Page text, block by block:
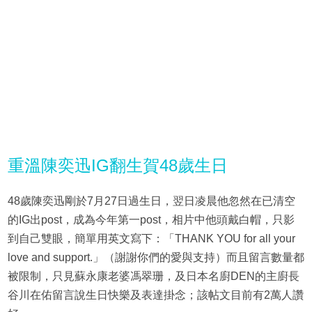
重溫陳奕迅IG翻生賀48歲生日
48歲陳奕迅剛於7月27日過生日，翌日凌晨他忽然在已清空
的IG出post，成為今年第一post，相片中他頭戴白帽，只影
到自己雙眼，簡單用英文寫下：「THANK YOU for all your
love and support.」（謝謝你們的愛與支持）而且留言數量都
被限制，只見蘇永康老婆馮翠珊，及日本名廚DEN的主廚長
谷川在佑留言說生日快樂及表達掛念；該帖文目前有2萬人讚